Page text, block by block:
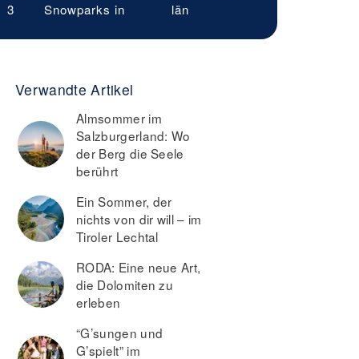
3
Snowparks in
län
Verwandte Artikel
Almsommer im
Salzburgerland: Wo
der Berg die Seele
berührt
Ein Sommer, der
nichts von dir will – im
Tiroler Lechtal
RODA: Eine neue Art,
die Dolomiten zu
erleben
“G’sungen und
G’spielt” im